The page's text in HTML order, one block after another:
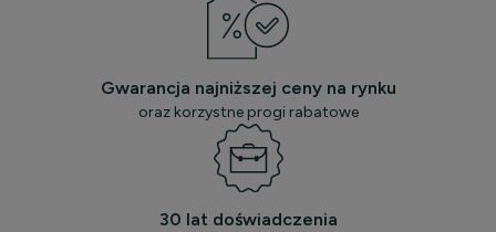
Gwarancja najniższej ceny na rynku
oraz korzystne progi rabatowe
30 lat doświadczenia